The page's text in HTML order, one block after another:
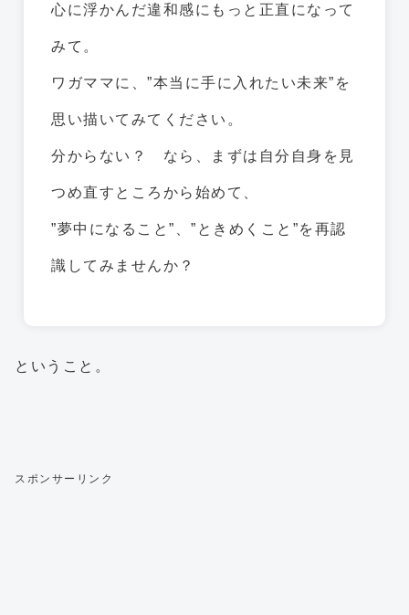
心に浮かんだ違和感にもっと正直になって
みて。
ワガママに、”本当に手に入れたい未来”を
思い描いてみてください。
分からない？ なら、まずは自分自身を見
つめ直すところから始めて、
”夢中になること”、”ときめくこと”を再認
識してみませんか？
ということ。
スポンサーリンク